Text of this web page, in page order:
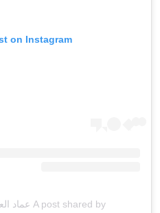
on Instagram
A post shared by عماد العمري (@amad.alamri)